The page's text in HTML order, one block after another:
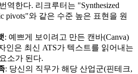
역한다. 리크루터는 "Synthesized
pivots"와 같은 수준 높은 표현을 원
: 예쁘게 보이려고 만든 캔바(Canva)
인은 최신 ATS가 텍스트를 읽어내는
소가 된다.
: 당신의 직무가 해당 산업군(핀테크,